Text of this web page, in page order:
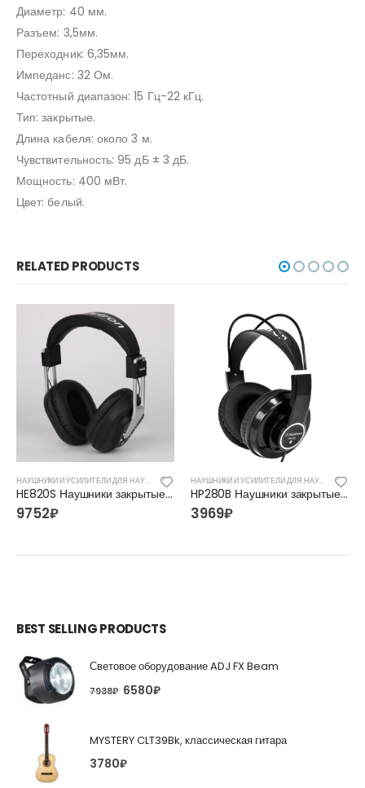
Диаметр: 40 мм.
Разъем: 3,5мм.
Переходник: 6,35мм.
Импеданс: 32 Ом.
Частотный диапазон: 15 Гц-22 кГц.
Тип: закрытые.
Длина кабеля: около 3 м.
Чувствительность: 95 дБ ± 3 дБ.
Мощность: 400 мВт.
Цвет: белый.
RELATED PRODUCTS
НАУШНИКИ И УСИЛИТЕЛИ ДЛЯ НАУШНИКОВ
HE820S Наушники закрытые, беспроводные, Alctron
9752₽
НАУШНИКИ И УСИЛИТЕЛИ ДЛЯ НАУШНИКОВ
HP280B Наушники закрытые, черные, Alctron
3969₽
BEST SELLING PRODUCTS
Световое оборудование ADJ FX Beam
7938₽ 6580₽
MYSTERY CLT39Bk, классическая гитара
3780₽